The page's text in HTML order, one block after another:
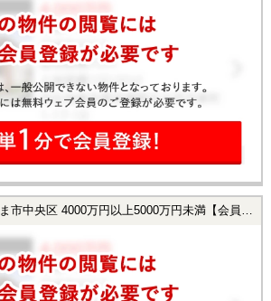
央区 4000万円以上5000万円未満【会員様限定で公開中！】